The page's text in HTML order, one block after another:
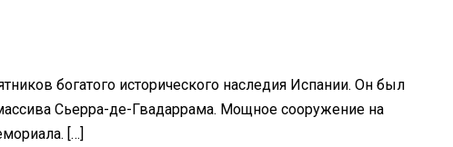
богатого исторического наследия Испании. Он был
Сьерра-де-Гвадаррама. Мощное сооружение на
[…]